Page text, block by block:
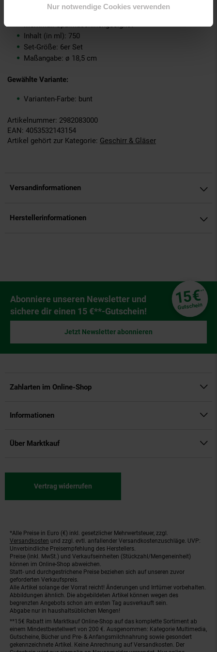
Nur notwendige Cookies verwenden
Marke: Ritzenhoff & Breker
Merkmal: Spülmaschinengeeignet
Inhalt (in ml): 750
Set-Größe: 6er Set
Maßangabe: ø 18,5 cm
Gewählte Variante:
Varianten-Farbe: bunt
Artikelnummer: 2982083000
EAN: 4053532143154
Artikel gehört zur Kategorie: Geschirr & Gläser
Versandinformationen
Herstellerinformationen
Newsletter Anmeldung
Abonniere unseren Newsletter und
sichere dir einen 15 €**-Gutschein!
15€**
Gutschein
Jetzt Newsletter abonnieren
Zahlarten im Online-Shop
Informationen
Über Marktkauf
Vertrag widerrufen
Fußnoten
*Alle Preise in Euro (€) inkl. gesetzlicher Mehrwertsteuer, zzgl.
Versandkosten und zzgl. evtl. anfallender Versandkostenzuschläge. UVP:
Unverbindliche Preisempfehlung des Herstellers.
Preise (inkl. MwSt.) und Verkaufseinheiten (Stückzahl/Mengeneinheit)
können im Online-Shop abweichen.
Statt- und durchgestrichene Preise beziehen sich auf unseren zuvor
geforderten Verkaufspreis.
Alle Artikel solange der Vorrat reicht! Änderungen und Irrtümer vorbehalten.
Abbildungen ähnlich. Die abgebildeten Artikel können wegen des
begrenzten Angebots schon am ersten Tag ausverkauft sein.
Abgabe nur in haushaltsüblichen Mengen!
**15€ Rabatt im Marktkauf Online-Shop auf das komplette Sortiment ab
einem Mindestbestellwert von 200 €. Ausgenommen: Kategorie Multimedia,
Gutscheine, Bücher und Pre- & Anfangsmilchnahrung sowie gesondert
gekennzeichnete Artikel. Keine Anrechnung auf Versandkosten. Der